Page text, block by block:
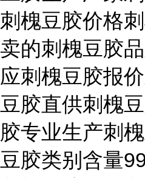
刺槐豆胶价格
卖的刺槐豆胶
应刺槐豆胶报
豆胶直供刺槐
胶专业生产刺
豆胶类别含量